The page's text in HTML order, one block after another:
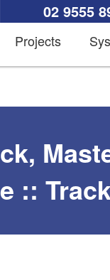
02 9555
Projects
::